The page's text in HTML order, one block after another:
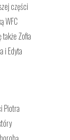
części
WFC
Zofia
i Edyta
Piotra